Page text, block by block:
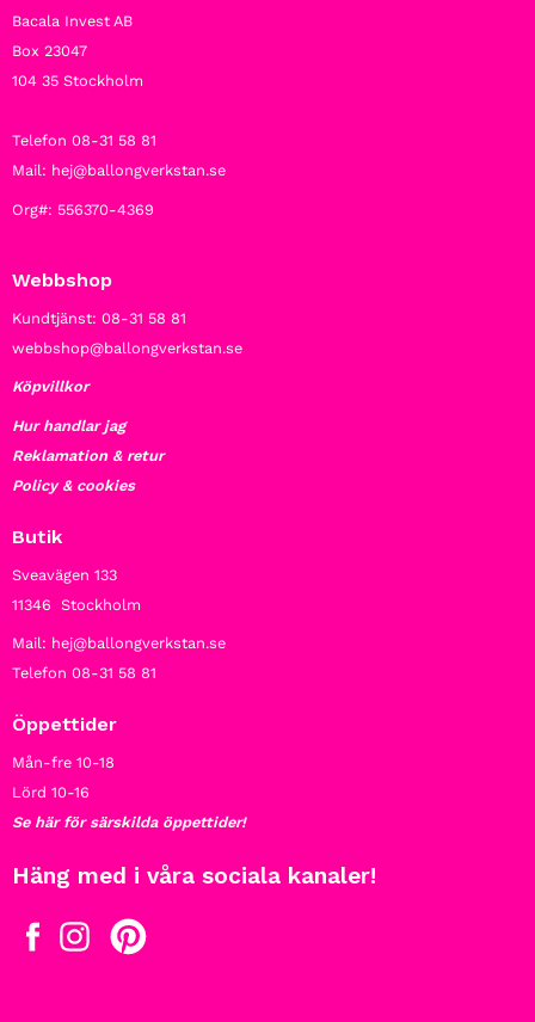
Bacala Invest AB
Box 23047
104 35 Stockholm
Telefon 08-31 58 81
Mail: hej@ballongverkstan.se
Org#: 556370-4369
Webbshop
Kundtjänst: 08-31 58 81
webbshop@ballongverkstan.se
Köpvillkor
Hur handlar jag
Reklamation & retur
Policy & cookies
Butik
Sveavägen 133
11346 Stockholm
Mail: hej@ballongverkstan.se
Telefon 08-31 58 81
Öppettider
Mån-fre 10-18
Lörd 10-16
Se här för särskilda öppettider!
Häng med i våra sociala kanaler!